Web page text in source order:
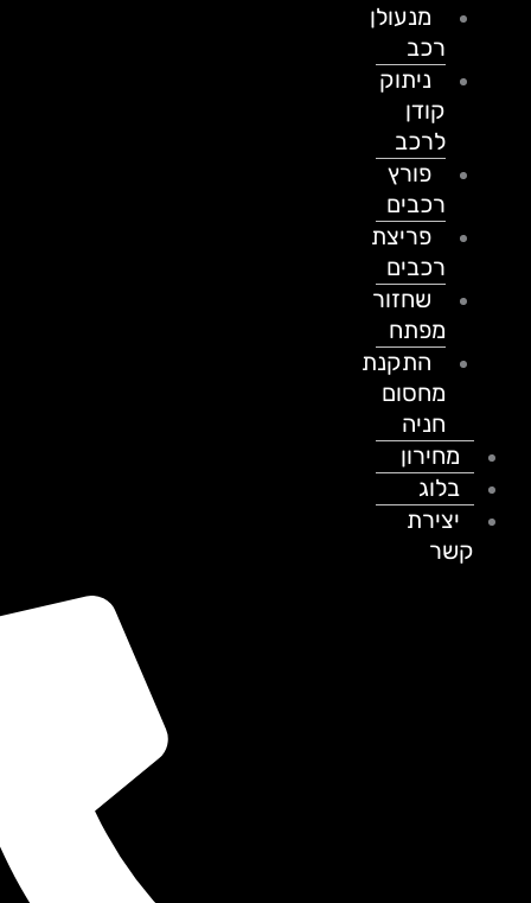
מנעולן
ניתוק
לרכב
פורץ
רכבים
פריצת
רכבים
שחזור
מפתח
התקנת
מחסום
חניה
מחירון
בלוג
יצירת
קשר